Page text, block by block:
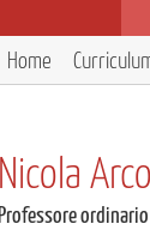
Home
Nicola
Professore ordinario